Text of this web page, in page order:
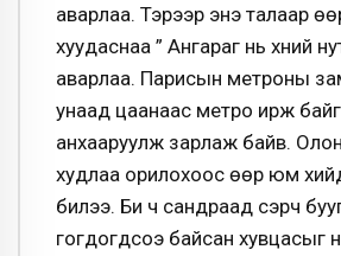
аварлаа. Тэрээр энэ талаар
хуудаснаа ” Ангараг нь хүний
аварлаа. Парисын метроны
унаад цаанаас метро ирж
анхааруулж зарлаж байв. Олон
худлаа орилохоос өөр юм
билээ. Би ч сандраад үсэрч
гогдогдсоэ байсан хувцасыг